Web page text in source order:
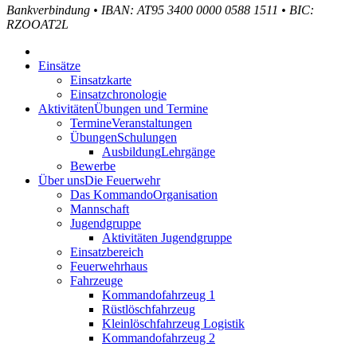
Bankverbindung • IBAN: AT95 3400 0000 0588 1511 • BIC:
RZOOAT2L
Einsätze
Einsatzkarte
Einsatzchronologie
AktivitätenÜbungen und Termine
TermineVeranstaltungen
ÜbungenSchulungen
AusbildungLehrgänge
Bewerbe
Über unsDie Feuerwehr
Das KommandoOrganisation
Mannschaft
Jugendgruppe
Aktivitäten Jugendgruppe
Einsatzbereich
Feuerwehrhaus
Fahrzeuge
Kommandofahrzeug 1
Rüstlöschfahrzeug
Kleinlöschfahrzeug Logistik
Kommandofahrzeug 2